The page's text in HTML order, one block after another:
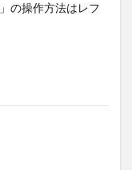
の操作方法はレフ